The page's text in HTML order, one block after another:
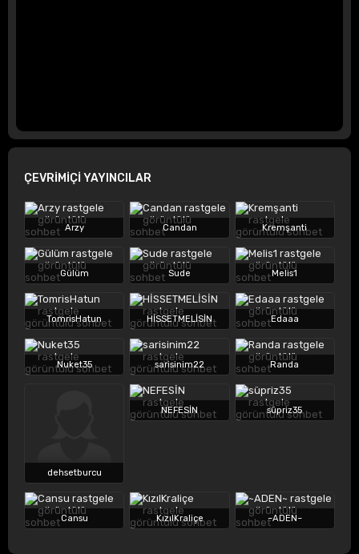
ÇEVRİMİÇİ YAYINCILAR
Arzy Candan Kremşanti
Gülüm Sude Melis1
TomrisHatun HİSSETMELİSİN Edaaa
Nuket35 sarisinim22 Randa
dehsetburcu
NEFESİN süpriz35
Cansu KızılKraliçe ~ADEN~